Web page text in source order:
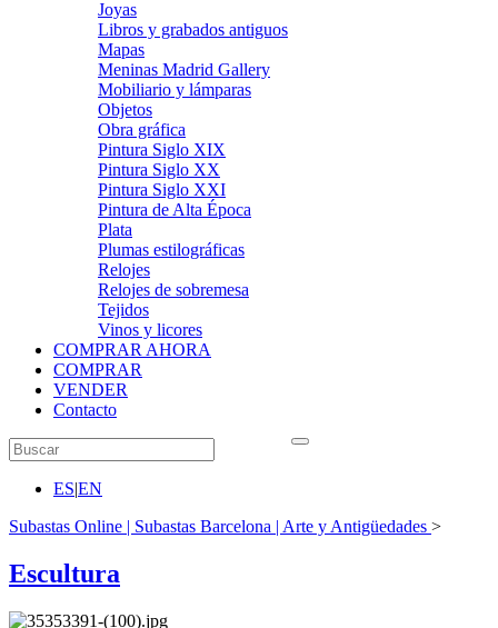
Joyas
Libros y grabados antiguos
Mapas
Meninas Madrid Gallery
Mobiliario y lámparas
Objetos
Obra gráfica
Pintura Siglo XIX
Pintura Siglo XX
Pintura Siglo XXI
Pintura de Alta Época
Plata
Plumas estilográficas
Relojes
Relojes de sobremesa
Tejidos
Vinos y licores
COMPRAR AHORA
COMPRAR
VENDER
Contacto
ES|EN
Subastas Online | Subastas Barcelona | Arte y Antigüedades >
Escultura